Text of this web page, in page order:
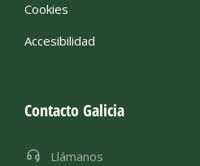
Cookies
Accesibilidad
Contacto Galicia
Llámanos